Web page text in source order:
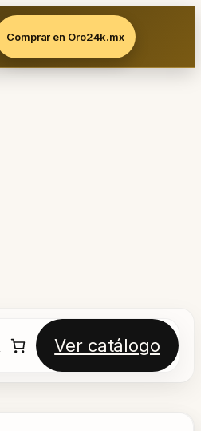
Comprar en Oro24k.mx
Ver catálogo